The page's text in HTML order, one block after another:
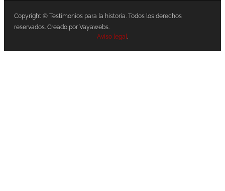
Copyright © Testimonios para la historia. Todos los derechos
reservados. Creado por Vayawebs.
Aviso legal